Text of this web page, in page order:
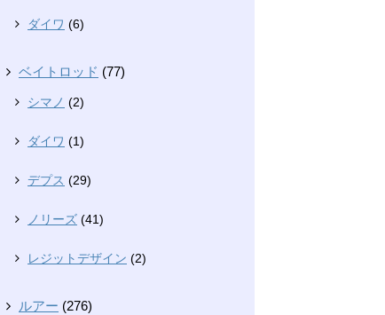
ダイワ (6)
ベイトロッド (77)
シマノ (2)
ダイワ (1)
デプス (29)
ノリーズ (41)
レジットデザイン (2)
ルアー (276)